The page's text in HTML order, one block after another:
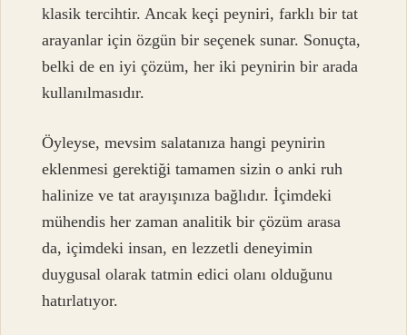
klasik tercihtir. Ancak keçi peyniri, farklı bir tat
arayanlar için özgün bir seçenek sunar. Sonuçta,
belki de en iyi çözüm, her iki peynirin bir arada
kullanılmasıdır.
Öyleyse, mevsim salatanıza hangi peynirin
eklenmesi gerektiği tamamen sizin o anki ruh
halinize ve tat arayışınıza bağlıdır. İçimdeki
mühendis her zaman analitik bir çözüm arasa
da, içimdeki insan, en lezzetli deneyimin
duygusal olarak tatmin edici olanı olduğunu
hatırlatıyor.